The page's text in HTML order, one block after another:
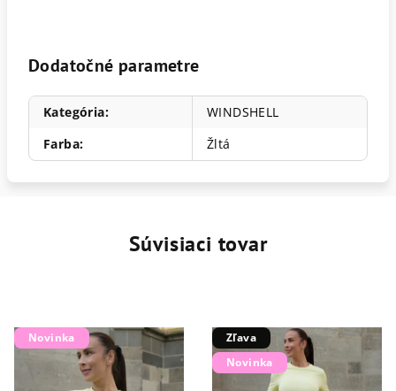
Dodatočné parametre
Kategória:
WINDSHELL
Farba: Žltá
Súvisiaci tovar
Novinka
Zľava
Novinka